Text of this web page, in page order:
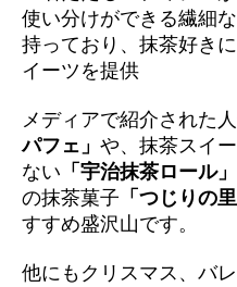
使い分けができる繊細
持っており、抹茶好き
イーツを提供
メディアで紹介された
パフェ」 や、抹茶スイ
ない 「宇治抹茶ロール」
の抹茶菓子 「つじりの
すすめ盛沢山です。
他にもクリスマス、バ